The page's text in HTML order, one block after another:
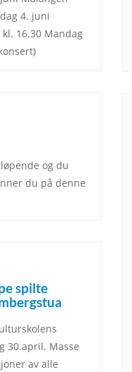
4. juni
16.30 Mandag
og du
du på denne
spilte
30.april. Masse
av alle